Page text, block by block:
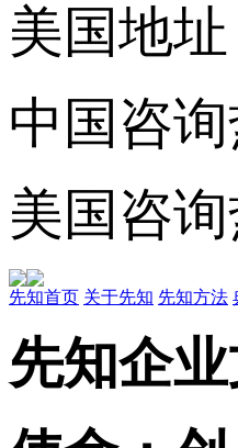
美国地址
中国咨
美国咨询
先知首页 关于先知 先知方法
先知企业